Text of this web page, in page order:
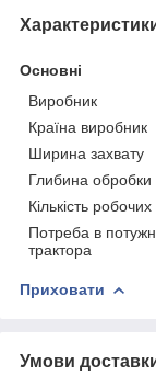
Основні
Виробник
Країна виробник
Ширина захвату
Глибина обробки
Кількість робочих
Потреба в
трактора
Приховати
Умови